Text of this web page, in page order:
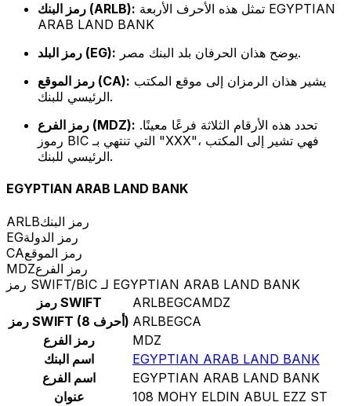
رمز البنك (ARLB):
ARAB LAND BANK
رمز البلد (EG):
يوضح هذان الحرفان بلد البنك مصر.
رمز الموقع (CA):
الرئيسي للبنك.
رمز الفرع (MDZ):
رموز BIC التي تنتهي بـ "XXX"، فهي تشير إلى المكتب
الرئيسي للبنك.
EGYPTIAN ARAB LAND BANK
ARLBرمز البنك
EGرمز الدولة
CAرمز الموقع
MDZرمز الفرع
رمز SWIFT/BIC لـ EGYPTIAN ARAB LAND BANK
رمز SWIFT
ARLBEGCAMDZ
رمز SWIFT (8 أحرف) ARLBEGCA
رمز الفرع
MDZ
اسم البنك
EGYPTIAN ARAB LAND BANK
اسم الفرع
EGYPTIAN ARAB LAND BANK
عنوان
108 MOHY ELDIN ABUL EZZ ST